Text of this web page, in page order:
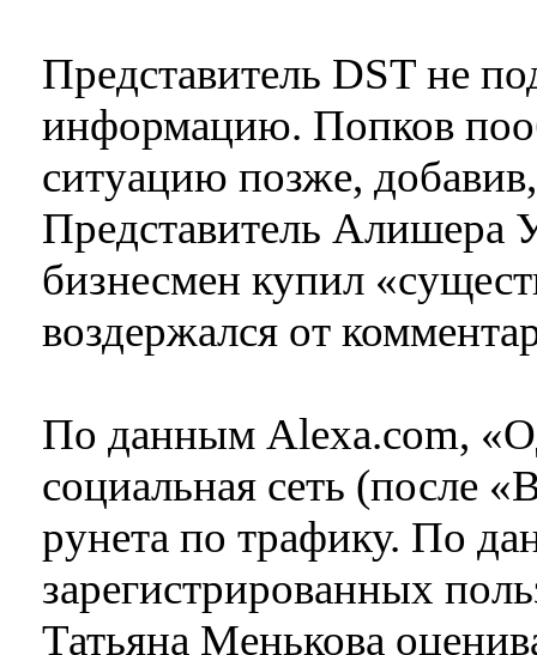
Представитель DST не
информацию. Попков
ситуацию позже,
Представитель Алишера
бизнесмен купил
воздержался от
По данным Alexa.com,
социальная сеть (после
рунета по трафику. По
зарегистрированных
Татьяна Менькова